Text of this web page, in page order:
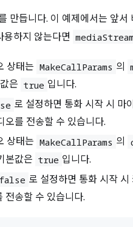
만듭니다. 이 예제에서는 앞
용하지 않는다면
상태는 MakeCallParams 의
은 true 입니다.
로 설정하면 통화 시작 시 마
오를 전송할 수 있습니다.
상태는 MakeCallParams 의
본값은 true 입니다.
false 로 설정하면 통화 시작
전송할 수 있습니다.